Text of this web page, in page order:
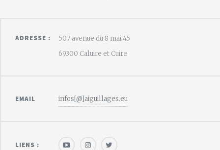
ADRESSE :
507 avenue du 8 mai 45
69300 Caluire et Cuire
EMAIL infos[@]aiguillages.eu
LIENS :